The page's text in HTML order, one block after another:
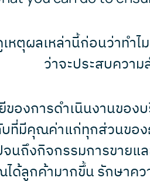
ตุผลเหล่านี้ก่อนว่าทำไ
ว่าจะประสบความ
ของการดำเนินงานข
ที่มีคุณค่าแก่ทุกส่วนขอ
นถึงกิจกรรมการขาย
ด้ลูกค้ามากขึ้น รักษาค